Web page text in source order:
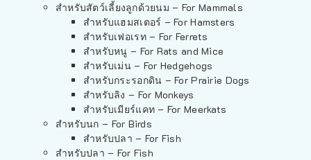
สำหรับสัตว์เลี้ยงลูกด้วยนม – For Mammals
สำหรับแฮมสเตอร์ – For Hamsters
สำหรับเฟอเรท – For Ferrets
สำหรับหนู – For Rats and Mice
สำหรับเม่น – For Hedgehogs
สำหรับกระรอกดิน – For Prairie Dogs
สำหรับลิง – For Monkeys
สำหรับเมียร์แคท – For Meerkats
สำหรับนก – For Birds
สำหรับปลา – For Fish
สำหรับปลา – For Fish